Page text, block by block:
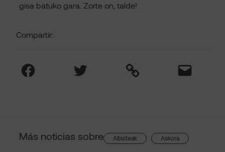
Compartir:
Facebook Twitter Link Mail
gisa batuko gara. Zorte on, talde!
Más noticias sobre Albisteak Askora